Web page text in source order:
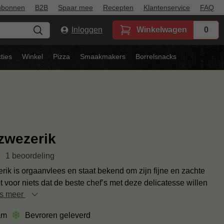
B2B Spaar mee Recepten Klantenservice FAQ
Inloggen Winkelwagen 0
Winkel Pizza Smaakmakers Borrelsnacks
1 beoordeling
is orgaanvlees en staat bekend om zijn fijne en zachte
voor niets dat de beste chef’s met deze delicatesse willen
meer
Bevroren geleverd